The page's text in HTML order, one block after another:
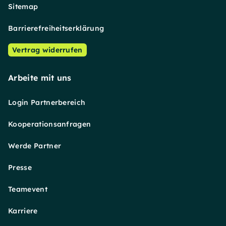
Sitemap
Barrierefreiheitserklärung
Vertrag widerrufen
Arbeite mit uns
Login Partnerbereich
Kooperationsanfragen
Werde Partner
Presse
Teamevent
Karriere